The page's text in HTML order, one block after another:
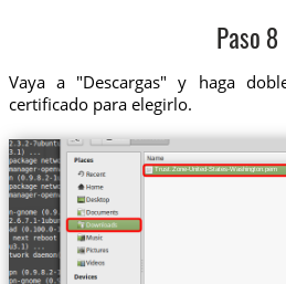
Paso 8
Vaya a "Descargas" y haga
certificado para elegirlo.
Trust.Zone-United-States-Washington.pem